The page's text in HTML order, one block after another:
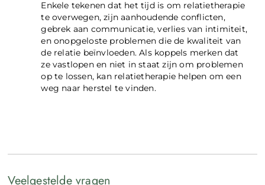
Enkele tekenen dat het tijd is om relatietherapie
te overwegen, zijn aanhoudende conflicten,
gebrek aan communicatie, verlies van intimiteit,
en onopgeloste problemen die de kwaliteit van
de relatie beïnvloeden. Als koppels merken dat
ze vastlopen en niet in staat zijn om problemen
op te lossen, kan relatietherapie helpen om een
weg naar herstel te vinden.
Veelgestelde vragen